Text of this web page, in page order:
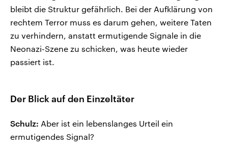
bleibt die Struktur gefährlich. Bei der Aufklärung von
rechtem Terror muss es darum gehen, weitere Taten
zu verhindern, anstatt ermutigende Signale in die
Neonazi-Szene zu schicken, was heute wieder
passiert ist.
Der Blick auf den Einzeltäter
Schulz: Aber ist ein lebenslanges Urteil ein
ermutigendes Signal?